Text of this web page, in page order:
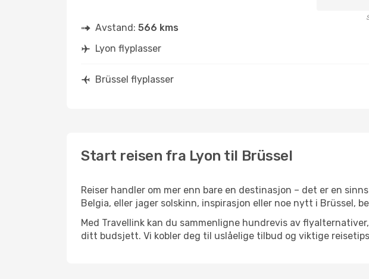
Avstand: 566 kms
Lyon flyplasser
Brüssel flyplasser
Start reisen fra Lyon til Brüssel
Reiser handler om mer enn bare en destinasjon – det er en
Belgia, eller jager solskinn, inspirasjon eller noe nytt i Brüssel,
Med Travellink kan du sammenligne hundrevis av
ditt budsjett. Vi kobler deg til uslåelige tilbud og viktige